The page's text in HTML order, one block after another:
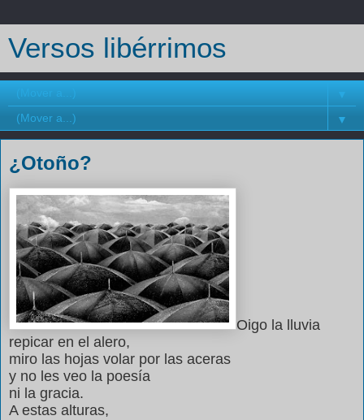
Versos libérrimos
▼
▼
¿Otoño?
Oigo la lluvia
repicar en el alero,
miro las hojas volar por las aceras
y no les veo la poesía
ni la gracia.
A estas alturas,